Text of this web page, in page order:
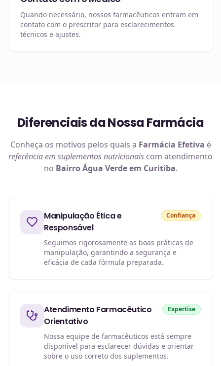
Quando necessário, nossos farmacêuticos entram em
contato com o prescritor para esclarecimentos
técnicos e ajustes.
Diferenciais da Nossa Farmácia
Conheça os motivos pelos quais a Farmácia Efetiva é
referência em suplementos nutricionais com atendimento
no Bairro Água Verde em Curitiba.
Manipulação Ética e
Responsável
Confiança
Seguimos rigorosamente as boas práticas de
manipulação, garantindo a segurança e
eficácia de cada fórmula preparada.
Atendimento Farmacêutico
Orientativo
Expertise
Nossa equipe de farmacêuticos está sempre
disponível para esclarecer dúvidas e orientar
sobre o uso correto dos suplementos.